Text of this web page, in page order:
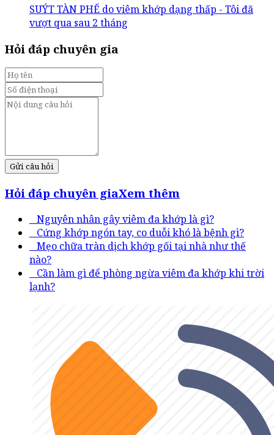
SUÝT TÀN PHẾ do viêm khớp dạng thấp - Tôi đã
vượt qua sau 2 tháng
Hỏi đáp chuyên gia
Gửi câu hỏi
Hỏi đáp chuyên giaXem thêm
Nguyên nhân gây viêm đa khớp là gì?
Cứng khớp ngón tay, co duỗi khó là bệnh gì?
Mẹo chữa tràn dịch khớp gối tại nhà như thế
nào?
Cần làm gì để phòng ngừa viêm đa khớp khi trời
lạnh?